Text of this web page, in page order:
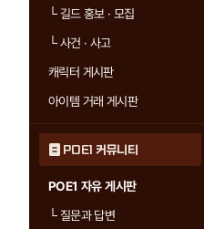
└길드 홍보 · 모집
└사건 · 사고
캐릭터 게시판
아이템 거래 게시판
POE1 커뮤니티
POE1 자유 게시판
└질문과 답변